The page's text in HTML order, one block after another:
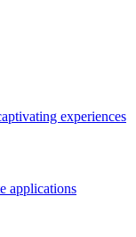
experiences
applications